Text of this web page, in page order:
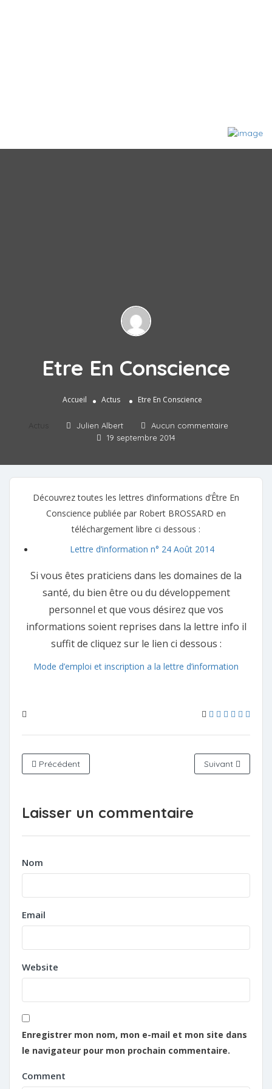
Etre En Conscience
Accueil Actus Etre En Conscience
Actus Julien Albert
Aucun commentaire
19 septembre 2014
Découvrez toutes les lettres d’informations d’Être En
Conscience publiée par Robert BROSSARD en
téléchargement libre ci dessous :
Lettre d’information n° 24 Août 2014
Si vous êtes praticiens dans les domaines de la
santé, du bien être ou du développement
personnel et que vous désirez que vos
informations soient reprises dans la lettre info il
suffit de cliquez sur le lien ci dessous :
Mode d’emploi et inscription a la lettre d’information
Précédent Suivant
Laisser un commentaire
Nom
Email
Website
Enregistrer mon nom, mon e-mail et mon site dans
le navigateur pour mon prochain commentaire.
Comment